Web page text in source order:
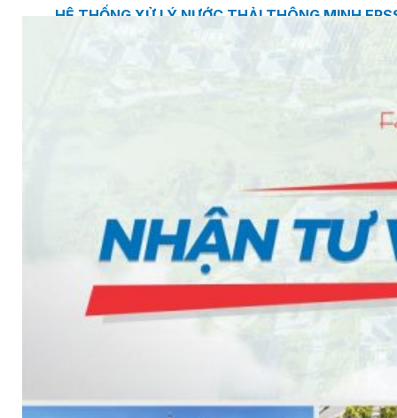
HỆ THỐNG XỬ LÝ NƯỚC THẢI THÔNG MINH
PHÒNG BƠM (PUMP ROOM) EPSSO
HỆ THỐNG BƠM PCCC NGUYÊN CỤM EPSSO
BƠM CHÌM PACKAGE EPSSO